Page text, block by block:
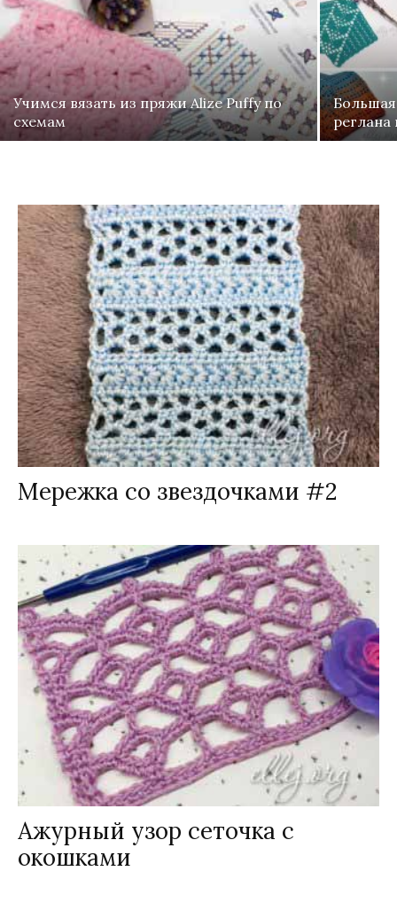
Учимся вязать из пряжи Alize Puffy по
схемам
Большая
Мережка со звездочками #2
Ажурный узор сеточка с
окошками